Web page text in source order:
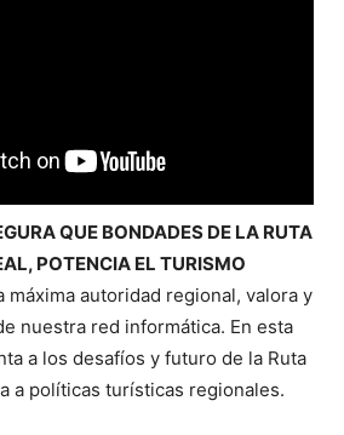
QUE BONDADES DE LA RUTA
POTENCIA EL TURISMO
máxima autoridad regional, valora y
nuestra red informática. En esta
a los desafíos y futuro de la Ruta
a políticas turísticas regionales.